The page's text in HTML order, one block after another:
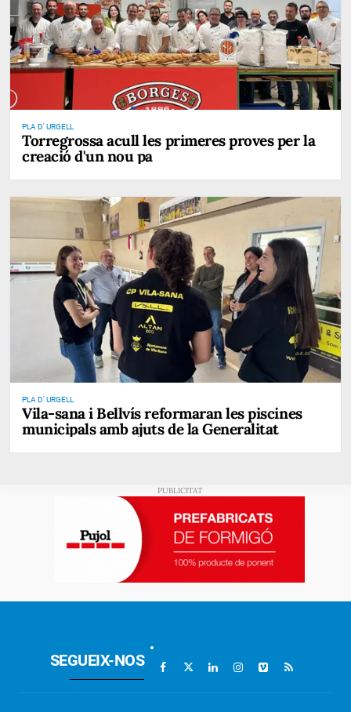
PLA D' URGELL
Torregrossa acull les primeres proves per la
creació d'un nou pa
PLA D' URGELL
Vila-sana i Bellvís reformaran les piscines
municipals amb ajuts de la Generalitat
SEGUEIX-NOS